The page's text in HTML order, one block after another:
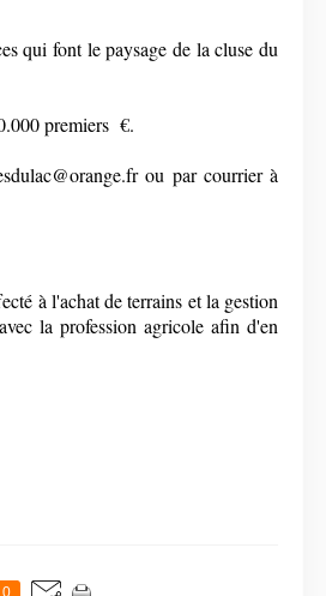
qui font le paysage de la cluse du
premiers €.
ou par courrier à
à l'achat de terrains et la gestion
la profession agricole afin d'en
0